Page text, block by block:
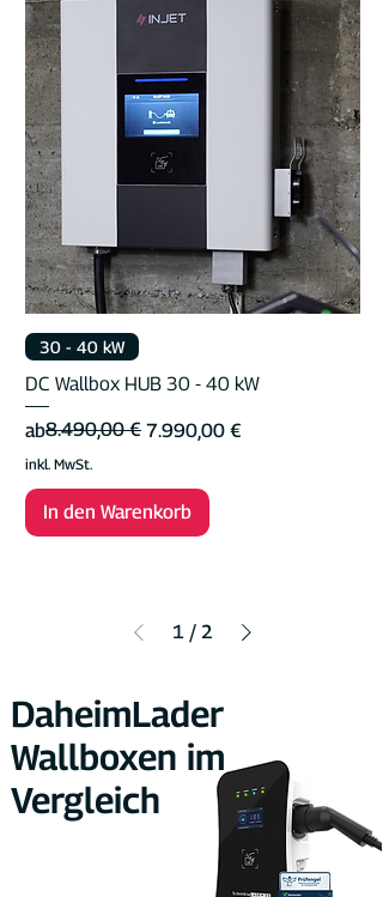
30 - 40 kW
DC Wallbox HUB 30 - 40 kW
ab
Standardpreis
8.490,00 € 7.990,00 €
Sale-Preis
inkl. MwSt.
In den Warenkorb
1 / 2
DaheimLader
Wallboxen im
Vergleich